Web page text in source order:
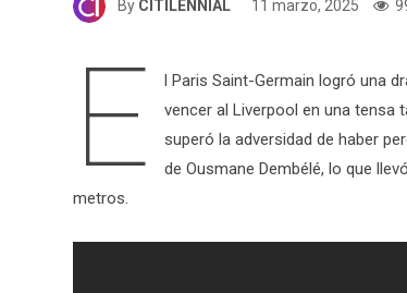
By CITILENNIAL 11 marzo, 2025
E
l Paris Saint-Germain logró una
vencer al Liverpool en una tensa
superó la adversidad de haber
de Ousmane Dembélé, lo que
metros.